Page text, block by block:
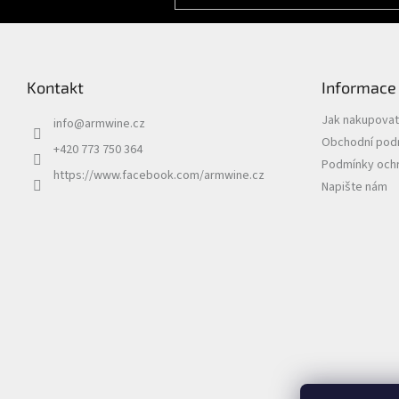
Kontakt
info@armwine.cz
+420 773 750 364
https://www.facebook.com/armwine.cz
Jak nakupovat
Obchodní
Podmínky
Napište nám